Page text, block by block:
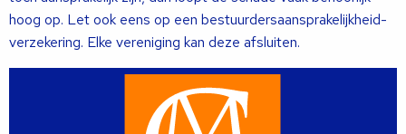
hoog op. Let ook eens op een bestuurdersaansprakelijkheid-
verzekering. Elke vereniging kan deze afsluiten.